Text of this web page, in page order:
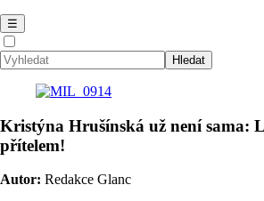
☰
Kristýna Hrušínská už není sama:
přítelem!
Autor: Redakce Glanc